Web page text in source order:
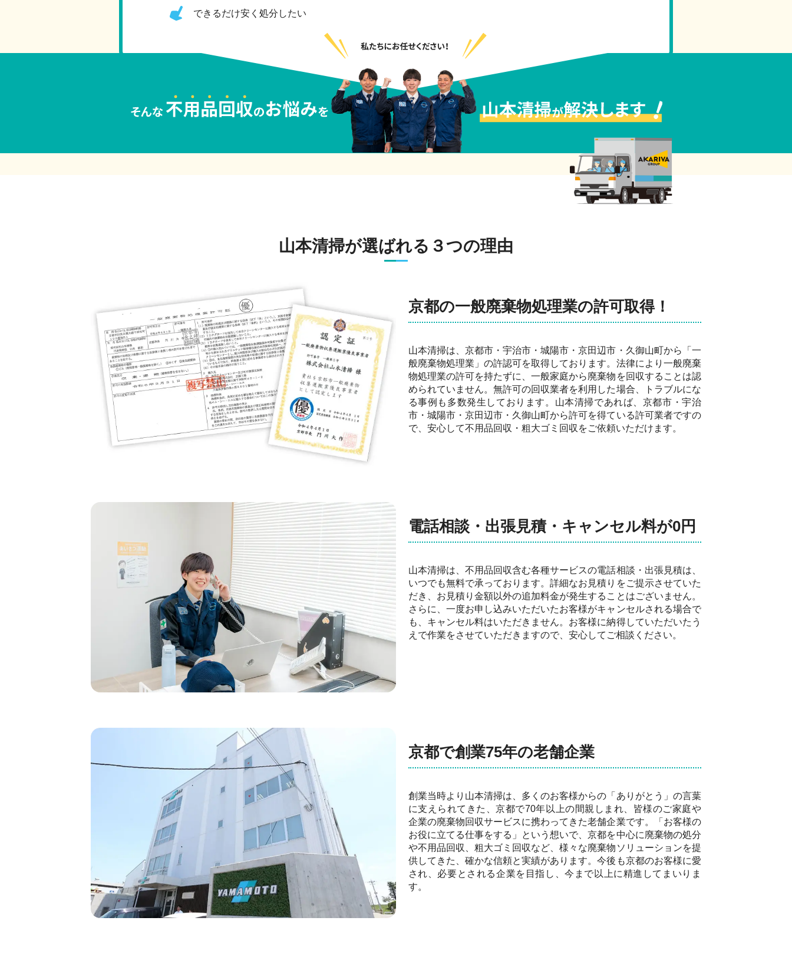
できるだけ安く処分したい
山本清掃が選ばれる３つの理由
京都の一般廃棄物処理業の許可取得！
山本清掃は、京都市・宇治市・城陽市・京田辺市・久御山町から「一
般廃棄物処理業」の許認可を取得しております。法律により一般廃棄
物処理業の許可を持たずに、一般家庭から廃棄物を回収することは認
められていません。無許可の回収業者を利用した場合、トラブルにな
る事例も多数発生しております。山本清掃であれば、京都市・宇治
市・城陽市・京田辺市・久御山町から許可を得ている許可業者ですの
で、安心して不用品回収・粗大ゴミ回収をご依頼いただけます。
電話相談・出張見積・キャンセル料が0円
山本清掃は、不用品回収含む各種サービスの電話相談・出張見積は、
いつでも無料で承っております。詳細なお見積りをご提示させていた
だき、お見積り金額以外の追加料金が発生することはございません。
さらに、一度お申し込みいただいたお客様がキャンセルされる場合で
も、キャンセル料はいただきません。お客様に納得していただいたう
えで作業をさせていただきますので、安心してご相談ください。
京都で創業75年の老舗企業
創業当時より山本清掃は、多くのお客様からの「ありがとう」の言葉
に支えられてきた、京都で70年以上の間親しまれ、皆様のご家庭や
企業の廃棄物回収サービスに携わってきた老舗企業です。「お客様の
お役に立てる仕事をする」という想いで、京都を中心に廃棄物の処分
や不用品回収、粗大ゴミ回収など、様々な廃棄物ソリューションを提
供してきた、確かな信頼と実績があります。今後も京都のお客様に愛
され、必要とされる企業を目指し、今まで以上に精進してまいりま
す。